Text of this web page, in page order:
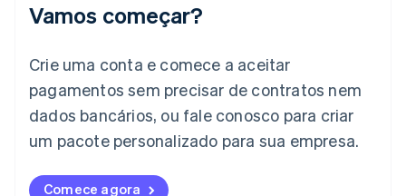
Vamos começar?
Crie uma conta e comece a aceitar
pagamentos sem precisar de contratos nem
dados bancários, ou fale conosco para criar
um pacote personalizado para sua empresa.
Comece agora
Irlanda
Itália
English
Japão
日本語English
Letônia
Liechtenstein
Deutsch English